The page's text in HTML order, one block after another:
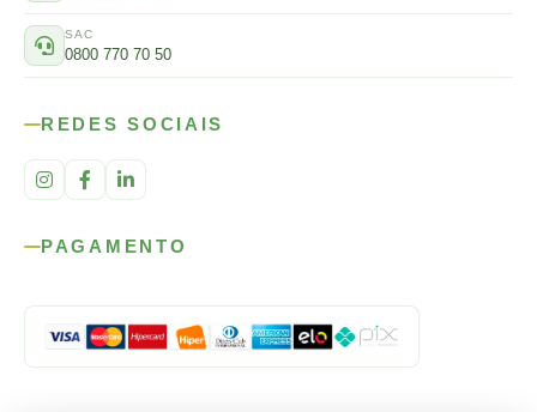
SAC
0800 770 70 50
REDES SOCIAIS
PAGAMENTO